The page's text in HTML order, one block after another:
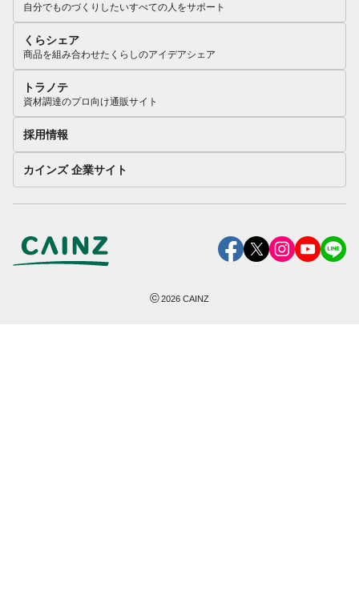
自分でものづくりしたいすべての人をサポート
くらシェア
商品を組み合わせたくらしのアイデアシェア
トラノテ
資材調達のプロ向け通販サイト
採用情報
カインズ 企業サイト
©2026 CAINZ